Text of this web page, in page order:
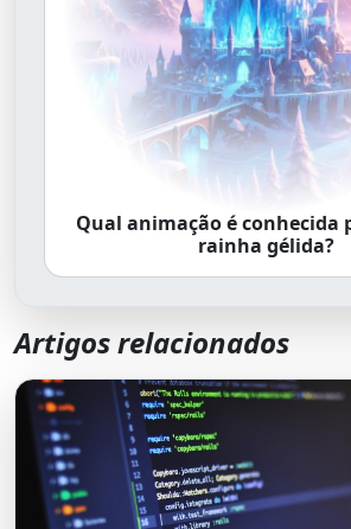
Qual animação é conhecida
rainha gélida?
Artigos relacionados